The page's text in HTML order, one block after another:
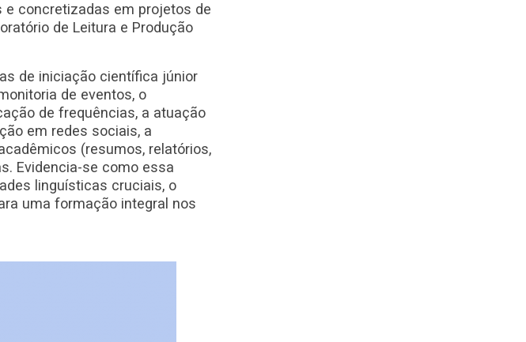
e concretizadas em projetos de
de Leitura e Produção
de iniciação científica júnior
de eventos, o
de frequências, a atuação
em redes sociais, a
(resumos, relatórios,
Evidencia-se como essa
linguísticas cruciais, o
uma formação integral nos